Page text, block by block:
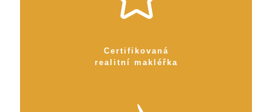
Certifikovaná
realitní makléřka